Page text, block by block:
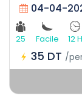
04-04-
25 Facile 12 H
35 DT /